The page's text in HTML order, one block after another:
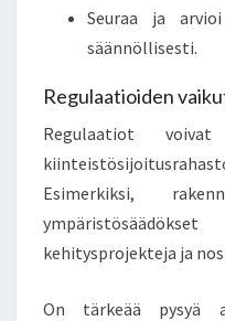
Seuraa ja
säännöllisesti.
Regulaatioiden
Regulaatiot
Esimerkiksi,
kehitysprojekteja ja
On tärkeää pysyä